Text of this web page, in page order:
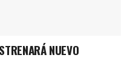
NUEVO